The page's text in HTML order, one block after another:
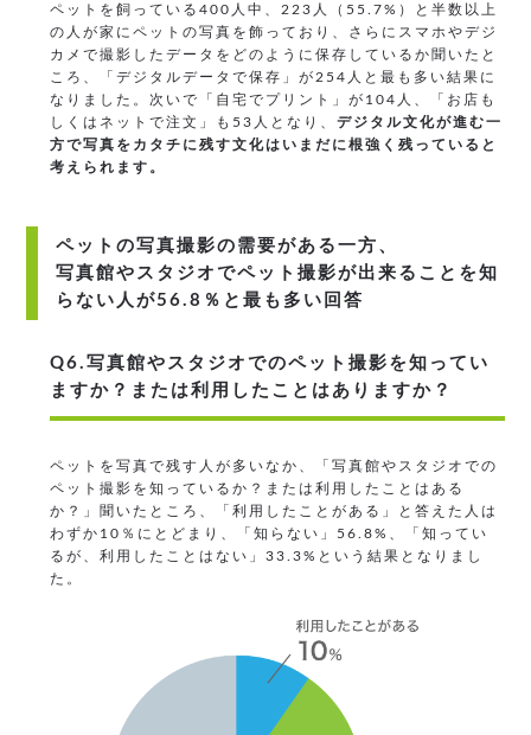
ペットを飼っている400人中、223人（55.7%）と半数以上
の人が家にペットの写真を飾っており、さらにスマホやデジ
カメで撮影したデータをどのように保存しているか聞いたと
ころ、「デジタルデータで保存」が254人と最も多い結果に
なりました。次いで「自宅でプリント」が104人、「お店も
しくはネットで注文」も53人となり、デジタル文化が進む一
方で写真をカタチに残す文化はいまだに根強く残っていると
考えられます。
ペットの写真撮影の需要がある一方、
写真館やスタジオでペット撮影が出来ることを知
らない人が56.8％と最も多い回答
Q6.写真館やスタジオでのペット撮影を知ってい
ますか？または利用したことはありますか？
ペットを写真で残す人が多いなか、「写真館やスタジオでの
ペット撮影を知っているか？または利用したことはある
か？」聞いたところ、「利用したことがある」と答えた人は
わずか10％にとどまり、「知らない」56.8%、「知ってい
るが、利用したことはない」33.3%という結果となりまし
た。